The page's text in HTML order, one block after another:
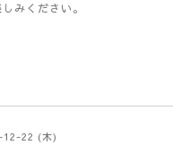
みください。
12-22 (木)